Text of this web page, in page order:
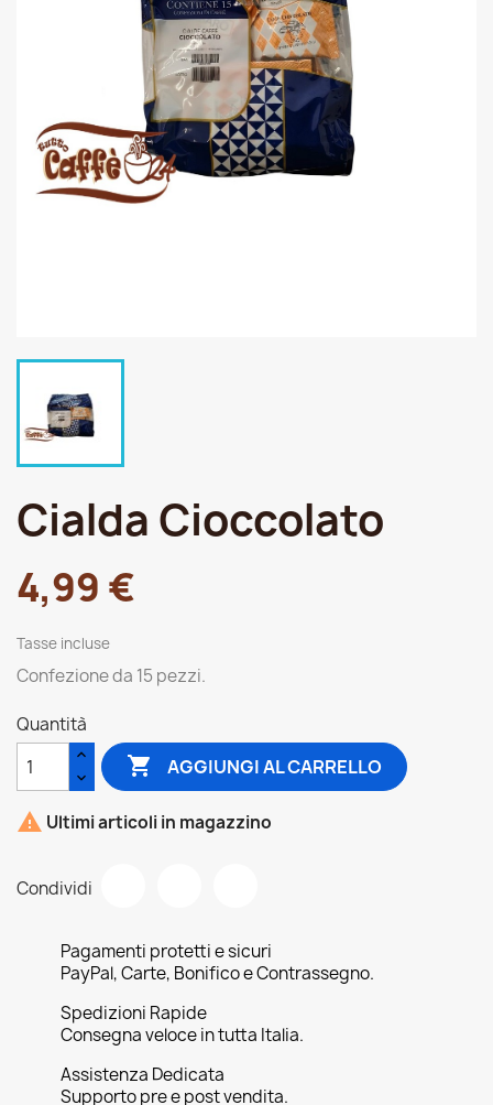
Cialda Cioccolato
4,99 €
Tasse incluse
Confezione da 15 pezzi.
Quantità
 AGGIUNGI AL CARRELLO
 Ultimi articoli in magazzino
Condividi
Pagamenti protetti e sicuri
PayPal, Carte, Bonifico e Contrassegno.
Spedizioni Rapide
Consegna veloce in tutta Italia.
Assistenza Dedicata
Supporto pre e post vendita.